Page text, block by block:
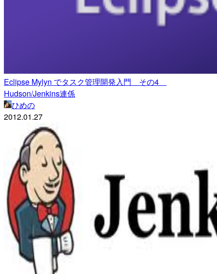
Eclipse Mylyn でタスク管理開発入門 その4
Hudson/Jenkins連係
ひめの
2012.01.27